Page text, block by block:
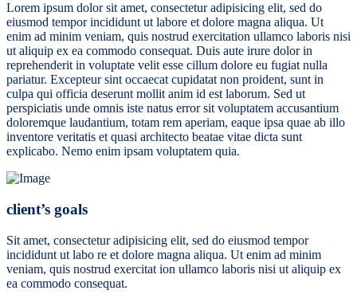
Lorem ipsum dolor sit amet, consectetur adipisicing elit, sed do
eiusmod tempor incididunt ut labore et dolore magna aliqua. Ut
enim ad minim veniam, quis nostrud exercitation ullamco laboris nisi
ut aliquip ex ea commodo consequat. Duis aute irure dolor in
reprehenderit in voluptate velit esse cillum dolore eu fugiat nulla
pariatur. Excepteur sint occaecat cupidatat non proident, sunt in
culpa qui officia deserunt mollit anim id est laborum. Sed ut
perspiciatis unde omnis iste natus error sit voluptatem accusantium
doloremque laudantium, totam rem aperiam, eaque ipsa quae ab illo
inventore veritatis et quasi architecto beatae vitae dicta sunt
explicabo. Nemo enim ipsam voluptatem quia.
client’s goals
Sit amet, consectetur adipisicing elit, sed do eiusmod tempor
incididunt ut labo re et dolore magna aliqua. Ut enim ad minim
veniam, quis nostrud exercitat ion ullamco laboris nisi ut aliquip ex
ea commodo consequat.